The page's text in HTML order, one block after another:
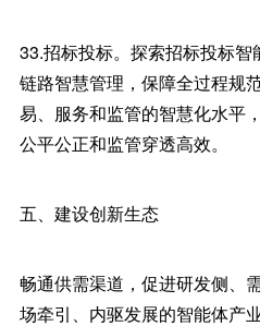
33.招标投标。探索招标投标
链路智慧管理，保障全过程规
易、服务和监管的智慧化水平
公平公正和监管穿透高效。
五、建设创新生态
畅通供需渠道，促进研发侧、
场牵引、内驱发展的智能体产业